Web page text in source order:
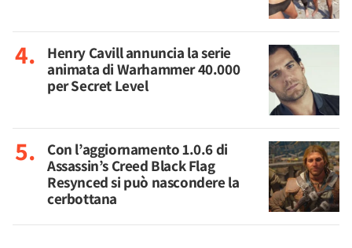
Henry Cavill annuncia la serie
animata di Warhammer 40.000
per Secret Level
Con l’aggiornamento 1.0.6 di
Assassin’s Creed Black Flag
Resynced si può nascondere la
cerbottana